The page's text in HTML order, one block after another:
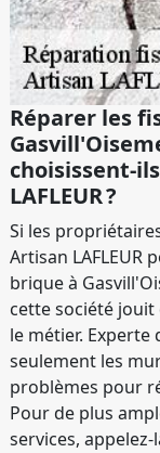
Réparer les
choisissent-
LAFLEUR ?
Si les
Artisan LAFLEUR
brique à
cette société jouit
le métier. Experte
seulement les
problèmes pour
Pour de plus
services, appelez-